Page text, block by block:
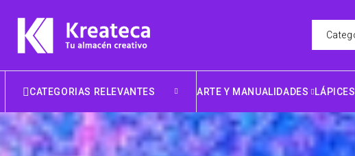
CATEGORIAS RELEVANTES ARTE Y MANUALIDADES LÁPICES